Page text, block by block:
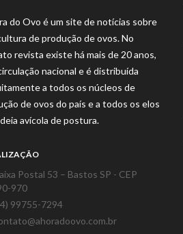
do Ovo é um site de notícias sobre
de produção de ovos. No
revista existe há mais de 20 anos,
nacional e é distribuída
a todos os núcleos de
de ovos do país e a todos os elos
avícola de postura.
Postal 53 – Bastos SP - CEP
970
99755-7294